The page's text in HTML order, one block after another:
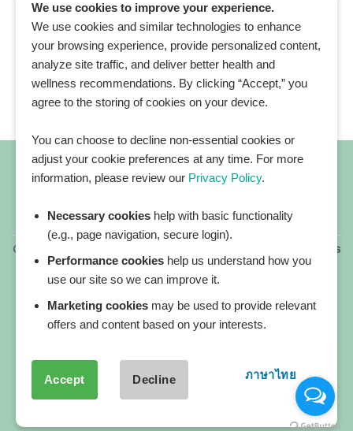
All blog posts
Copyright 2026 ©
All rights reserved. HEALTHPLATZ™ is
a registered trademark of Adbrandture Co., Ltd.
Our website services, content, and products are for
informational purposes only. Healthplatz does not
provide medical advice, diagnosis, or treatment.
We use cookies to improve your experience.
We use cookies and similar technologies to enhance
your browsing experience, provide personalized content,
analyze site traffic, and deliver better health and
wellness recommendations. By clicking “Accept,” you
agree to the storing of cookies on your device.
You can choose to decline non-essential cookies or
adjust your cookie preferences at any time. For more
information, please review our Privacy Policy.
Necessary cookies help with basic functionality
(e.g., page navigation, secure login).
Performance cookies help us understand how you
use our site so we can improve it.
Marketing cookies may be used to provide relevant
offers and content based on your interests.
Accept Decline ภาษาไทย